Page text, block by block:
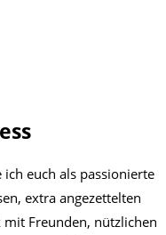
euch als passionierte
extra angezettelten
mit Freunden, nützlichen